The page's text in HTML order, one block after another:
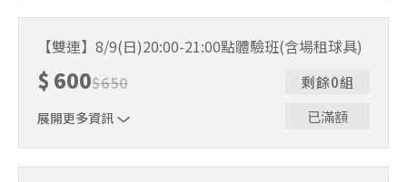
制。歡迎邀請親友一同報名參加，享受團體運動樂趣！ 如
人數未達開班門檻，或因天候不佳無法如期舉行，POA將視
情況安排延期或併班處理。 ⚠️ 報名完成後，如因天候因素
無法上課，僅提供課程延期選項，恕不退費，請參閱【報名
與課程異動規則】。報名後視為您已同意上述規則。
【雙連】8/9(日)20:00-21:00點體驗班(含場租球具)
$ 600$650
展開更多資訊
剩餘0組
已滿額